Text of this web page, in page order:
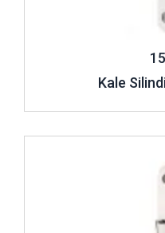
Kale